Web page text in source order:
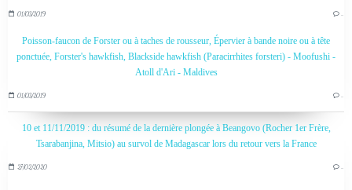
01/03/2019 …
Poisson-faucon de Forster ou à taches de rousseur, Épervier à bande noire ou à tête
ponctuée, Forster's hawkfish, Blackside hawkfish (Paracirrhites forsteri) - Moofushi -
Atoll d'Ari - Maldives
01/03/2019 …
10 et 11/11/2019 : du résumé de la dernière plongée à Beangovo (Rocher 1er Frère,
Tsarabanjina, Mitsio) au survol de Madagascar lors du retour vers la France
27/02/2020 …